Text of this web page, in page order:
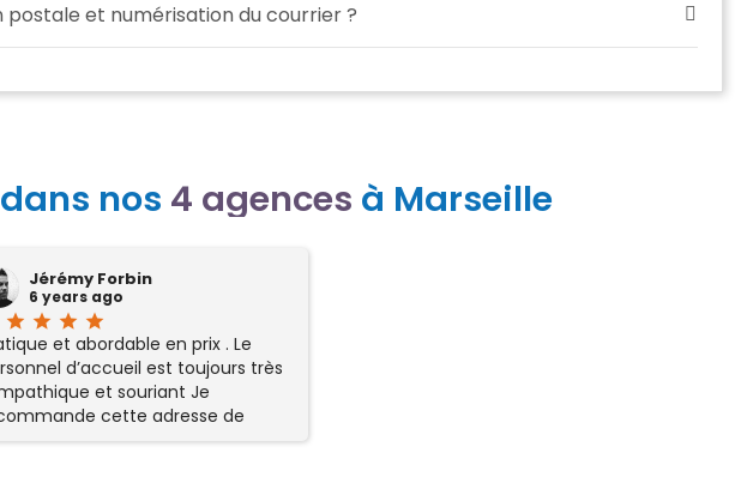
et numérisation du courrier ?
nos 4 agences à Marseille
Jérémy Forbin
6 years ago
star star star star
et abordable en prix . Le
d’accueil est toujours très
et souriant Je
cette adresse de
à tous les créateurs